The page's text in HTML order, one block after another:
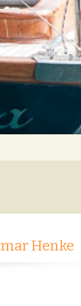
Henke